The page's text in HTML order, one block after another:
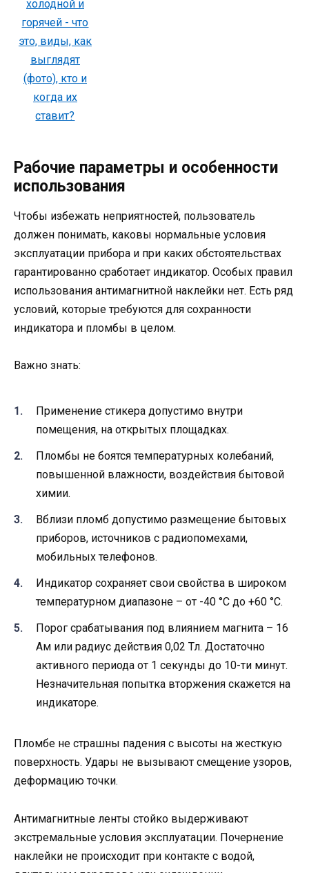
Рабочие параметры и особенности
использования
Чтобы избежать неприятностей, пользователь
должен понимать, каковы нормальные условия
эксплуатации прибора и при каких обстоятельствах
гарантированно сработает индикатор. Особых правил
использования антимагнитной наклейки нет. Есть ряд
условий, которые требуются для сохранности
индикатора и пломбы в целом.
Важно знать:
Применение стикера допустимо внутри
помещения, на открытых площадках.
Пломбы не боятся температурных колебаний,
повышенной влажности, воздействия бытовой
химии.
Вблизи пломб допустимо размещение бытовых
приборов, источников с радиопомехами,
мобильных телефонов.
Индикатор сохраняет свои свойства в широком
температурном диапазоне – от -40 °C до +60 °C.
Порог срабатывания под влиянием магнита – 16
Ам или радиус действия 0,02 Тл. Достаточно
активного периода от 1 секунды до 10-ти минут.
Незначительная попытка вторжения скажется на
индикаторе.
Пломбе не страшны падения с высоты на жесткую
поверхность. Удары не вызывают смещение узоров,
деформацию точки.
Антимагнитные ленты стойко выдерживают
экстремальные условия эксплуатации. Почернение
наклейки не происходит при контакте с водой,